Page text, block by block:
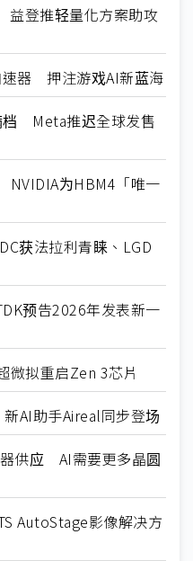
登推轻量化方案助攻
器 押注游戏AI新蓝海
档 Meta推迟全球发售
为HBM4「唯一
获法拉利青睐、LGD
预告2026年发表新一
拟重启Zen 3芯片
AI助手Aireal同步登场
供应 AI需要更多晶圆
AutoStage影像解决方